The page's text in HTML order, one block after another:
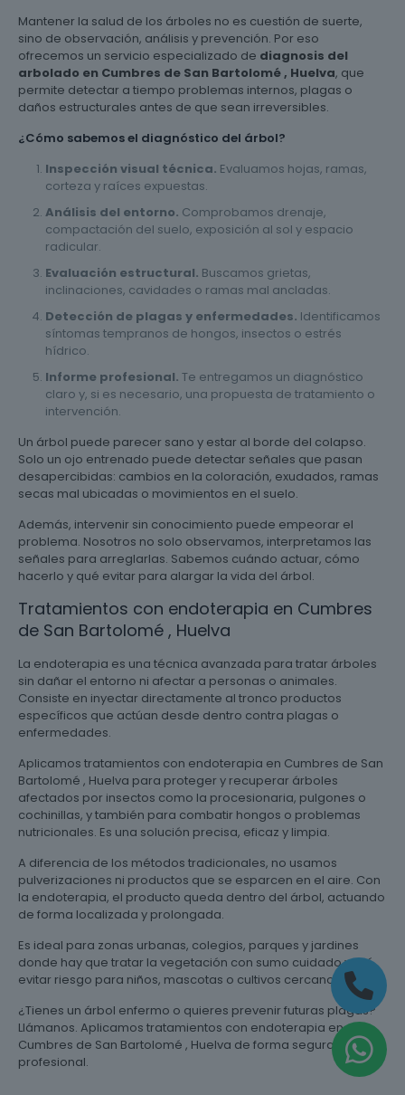
Mantener la salud de los árboles no es cuestión de suerte,
sino de observación, análisis y prevención. Por eso
ofrecemos un servicio especializado de diagnosis del
arbolado en Cumbres de San Bartolomé , Huelva, que
permite detectar a tiempo problemas internos, plagas o
daños estructurales antes de que sean irreversibles.
¿Cómo sabemos el diagnóstico del árbol?
Inspección visual técnica. Evaluamos hojas, ramas,
corteza y raíces expuestas.
Análisis del entorno. Comprobamos drenaje,
compactación del suelo, exposición al sol y espacio
radicular.
Evaluación estructural. Buscamos grietas,
inclinaciones, cavidades o ramas mal ancladas.
Detección de plagas y enfermedades. Identificamos
síntomas tempranos de hongos, insectos o estrés
hídrico.
Informe profesional. Te entregamos un diagnóstico
claro y, si es necesario, una propuesta de tratamiento o
intervención.
Un árbol puede parecer sano y estar al borde del colapso.
Solo un ojo entrenado puede detectar señales que pasan
desapercibidas: cambios en la coloración, exudados, ramas
secas mal ubicadas o movimientos en el suelo.
Además, intervenir sin conocimiento puede empeorar el
problema. Nosotros no solo observamos, interpretamos las
señales para arreglarlas. Sabemos cuándo actuar, cómo
hacerlo y qué evitar para alargar la vida del árbol.
Tratamientos con endoterapia en Cumbres
de San Bartolomé , Huelva
La endoterapia es una técnica avanzada para tratar árboles
sin dañar el entorno ni afectar a personas o animales.
Consiste en inyectar directamente al tronco productos
específicos que actúan desde dentro contra plagas o
enfermedades.
Aplicamos tratamientos con endoterapia en Cumbres de San
Bartolomé , Huelva para proteger y recuperar árboles
afectados por insectos como la procesionaria, pulgones o
cochinillas, y también para combatir hongos o problemas
nutricionales. Es una solución precisa, eficaz y limpia.
A diferencia de los métodos tradicionales, no usamos
pulverizaciones ni productos que se esparcen en el aire. Con
la endoterapia, el producto queda dentro del árbol, actuando
de forma localizada y prolongada.
Es ideal para zonas urbanas, colegios, parques y jardines
donde hay que tratar la vegetación con sumo cuidado y así
evitar riesgo para niños, mascotas o cultivos cercanos.
¿Tienes un árbol enfermo o quieres prevenir futuras plagas?
Llámanos. Aplicamos tratamientos con endoterapia en
Cumbres de San Bartolomé , Huelva de forma segura y
profesional.